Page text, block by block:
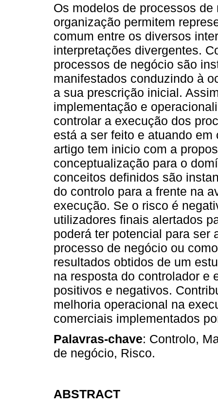
Os modelos de processos
organização permitem
comum entre os diversos
interpretações divergentes.
processos de negócio são
manifestados conduzindo à
a sua prescrição inicial.
implementação e
controlar a execução dos
está a ser feito e atuando
artigo tem inicio com a
conceptualização para o
conceitos definidos são
do controlo para a frente na
execução. Se o risco é
utilizadores finais alertados
poderá ter potencial para ser
processo de negócio ou
resultados obtidos de um
na resposta do controlador e
positivos e negativos.
melhoria operacional na
comerciais implementados
Palavras-chave: Controlo,
de negócio, Risco.
ABSTRACT